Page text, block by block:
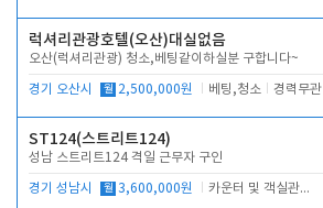
럭셔리관광호텔(오산)대실없음
오산(럭셔리관광) 청소,베팅같이하실분 구합니다~
경기 오산시 월 2,500,000원 베팅,청소 경력무관
ST124(스트리트124)
성남 스트리트124 격일 근무자 구인
경기 성남시 월 3,600,000원 카운터 및 객실관리 전반